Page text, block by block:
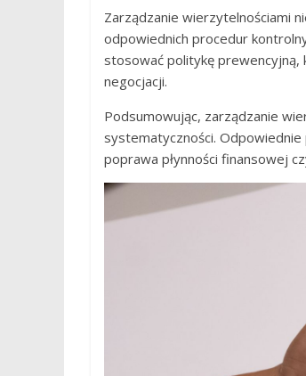
Zarządzanie wierzytelnościami
odpowiednich procedur
stosować politykę prewencyjną,
negocjacji.
Podsumowując, zarządzanie
systematyczności.
poprawa płynności finansowej